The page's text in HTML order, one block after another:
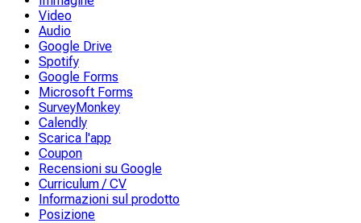
Video
Audio
Google Drive
Spotify
Google Forms
Microsoft Forms
SurveyMonkey
Calendly
Scarica l'app
Coupon
Recensioni su Google
Curriculum / CV
Informazioni sul prodotto
Posizione